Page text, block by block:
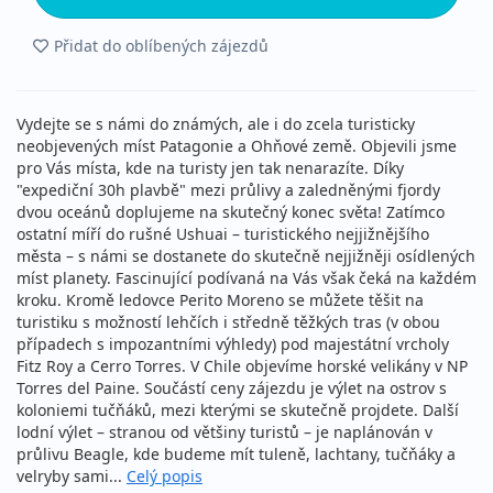
Přidat do oblíbených zájezdů
Vydejte se s námi do známých, ale i do zcela turisticky
neobjevených míst Patagonie a Ohňové země. Objevili jsme
pro Vás místa, kde na turisty jen tak nenarazíte. Díky
"expediční 30h plavbě" mezi průlivy a zaledněnými fjordy
dvou oceánů doplujeme na skutečný konec světa! Zatímco
ostatní míří do rušné Ushuai – turistického nejjižnějšího
města – s námi se dostanete do skutečně nejjižněji osídlených
míst planety. Fascinující podívaná na Vás však čeká na každém
kroku. Kromě ledovce Perito Moreno se můžete těšit na
turistiku s možností lehčích i středně těžkých tras (v obou
případech s impozantními výhledy) pod majestátní vrcholy
Fitz Roy a Cerro Torres. V Chile objevíme horské velikány v NP
Torres del Paine. Součástí ceny zájezdu je výlet na ostrov s
koloniemi tučňáků, mezi kterými se skutečně projdete. Další
lodní výlet – stranou od většiny turistů – je naplánován v
průlivu Beagle, kde budeme mít tuleně, lachtany, tučňáky a
velryby sami... Celý popis